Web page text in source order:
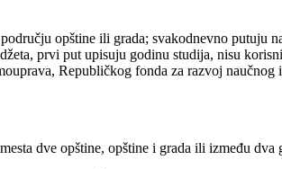
opštine ili grada; svakodnevno putuju
prvi put upisuju godinu studija, nisu
Republičkog fonda za razvoj naučnog
dve opštine, opštine i grada ili između dva